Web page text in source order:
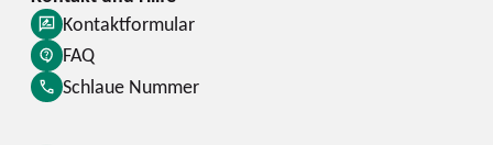
Kontaktformular
FAQ
Schlaue Nummer